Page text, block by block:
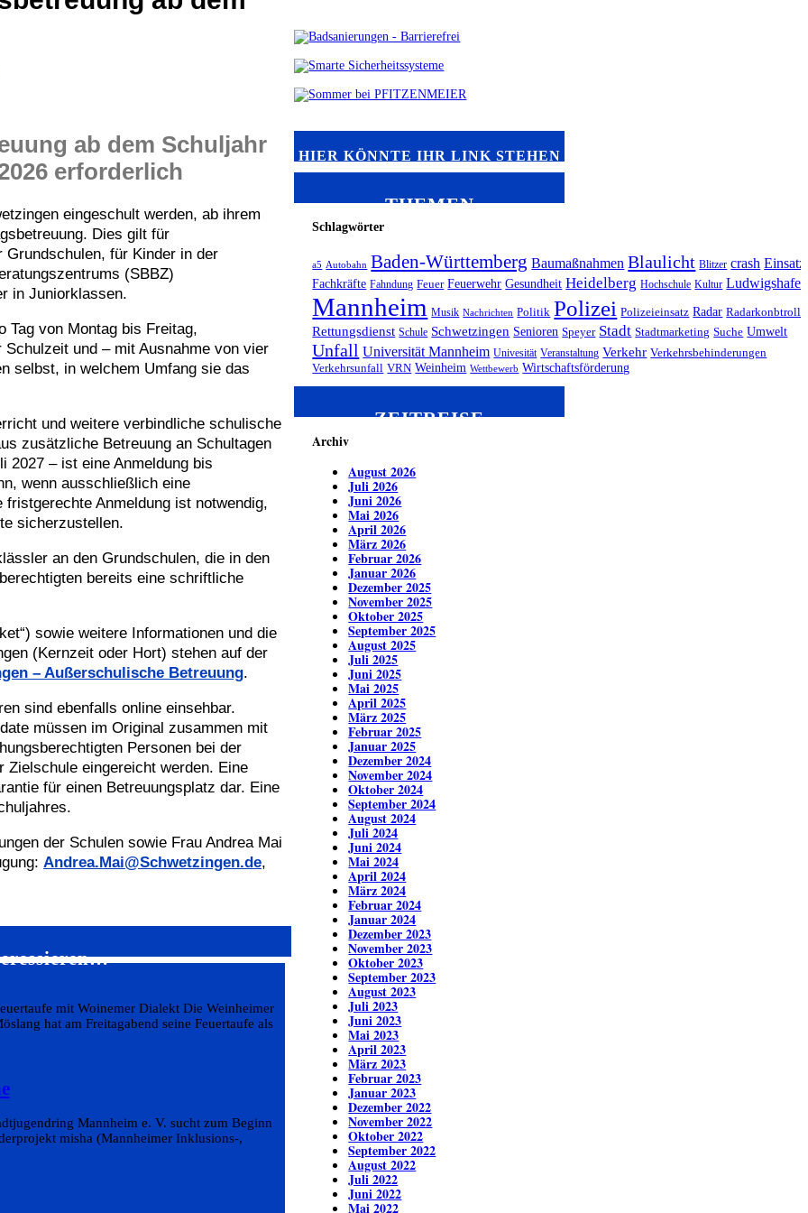
ab dem Schuljahr
erforderlich
eingeschult werden, ab ihrem
Dies gilt für
für Kinder in der
(SBBZ)
in Juniorklassen.
Tag von Montag bis Freitag,
und – mit Ausnahme von vier
selbst, in welchem Umfang sie das
und weitere verbindliche schulische
zusätzliche Betreuung an Schultagen
2027 – ist eine Anmeldung bis
wenn ausschließlich eine
Anmeldung ist notwendig,
sicherzustellen.
an den Grundschulen, die in den
bereits eine schriftliche
sowie weitere Informationen und die
(Kernzeit oder Hort) stehen auf der
– Außerschulische Betreuung.
sind ebenfalls online einsehbar.
müssen im Original zusammen mit
Personen bei der
Zielschule eingereicht werden. Eine
für einen Betreuungsplatz dar. Eine
der Schulen sowie Frau Andrea Mai
Andrea.Mai@Schwetzingen.de,
mit Woinemer Dialekt Die Weinheimer
hat am Freitagabend seine Feuertaufe als
Mannheim e. V. sucht zum Beginn
misha (Mannheimer Inklusions-,
HIER KÖNNTE IHR LINK STEHEN
THEMEN
Schlagwörter
a5 Autobahn Baden-Württemberg Baumaßnahmen Blaulicht Blitzer crash Einsatz
Fachkräfte Fahndung Feuer Feuerwehr Gesundheit Heidelberg Hochschule Kultur Ludwigshafen
Mannheim Musik Nachrichten Politik Polizei Polizeieinsatz Radar
Rettungsdienst Schule Schwetzingen Senioren Speyer Stadt Stadtmarketing Suche Umwelt
Unfall Universität Mannheim Univesität Veranstaltung Verkehr Verkehrsbehinderungen
Verkehrsunfall VRN Weinheim Wettbewerb Wirtschaftsförderung
ZEITREISE
Archiv
August 2026
Juli 2026
Juni 2026
Mai 2026
April 2026
März 2026
Februar 2026
Januar 2026
Dezember 2025
November 2025
Oktober 2025
September 2025
August 2025
Juli 2025
Juni 2025
Mai 2025
April 2025
März 2025
Februar 2025
Januar 2025
Dezember 2024
November 2024
Oktober 2024
September 2024
August 2024
Juli 2024
Juni 2024
Mai 2024
April 2024
März 2024
Februar 2024
Januar 2024
Dezember 2023
November 2023
Oktober 2023
September 2023
August 2023
Juli 2023
Juni 2023
Mai 2023
April 2023
März 2023
Februar 2023
Januar 2023
Dezember 2022
November 2022
Oktober 2022
September 2022
August 2022
Juli 2022
Juni 2022
Mai 2022